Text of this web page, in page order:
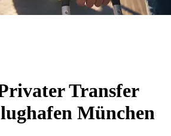
Transfer
München